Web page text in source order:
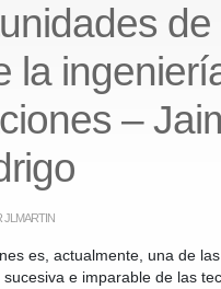
la
–
JLMARTIN
es, actualmente, una de
e imparable de las